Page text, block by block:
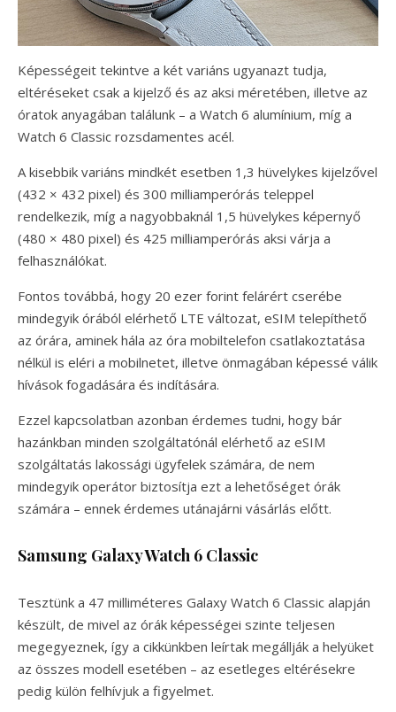
Képességeit tekintve a két variáns ugyanazt tudja,
eltéréseket csak a kijelző és az aksi méretében, illetve az
óratok anyagában találunk – a Watch 6 alumínium, míg a
Watch 6 Classic rozsdamentes acél.
A kisebbik variáns mindkét esetben 1,3 hüvelykes kijelzővel
(432 × 432 pixel) és 300 milliamperórás teleppel
rendelkezik, míg a nagyobbaknál 1,5 hüvelykes képernyő
(480 × 480 pixel) és 425 milliamperórás aksi várja a
felhasználókat.
Fontos továbbá, hogy 20 ezer forint felárért cserébe
mindegyik órából elérhető LTE változat, eSIM telepíthető
az órára, aminek hála az óra mobiltelefon csatlakoztatása
nélkül is eléri a mobilnetet, illetve önmagában képessé válik
hívások fogadására és indítására.
Ezzel kapcsolatban azonban érdemes tudni, hogy bár
hazánkban minden szolgáltatónál elérhető az eSIM
szolgáltatás lakossági ügyfelek számára, de nem
mindegyik operátor biztosítja ezt a lehetőséget órák
számára – ennek érdemes utánajárni vásárlás előtt.
Samsung Galaxy Watch 6 Classic
Tesztünk a 47 milliméteres Galaxy Watch 6 Classic alapján
készült, de mivel az órák képességei szinte teljesen
megegyeznek, így a cikkünkben leírtak megállják a helyüket
az összes modell esetében – az esetleges eltérésekre
pedig külön felhívjuk a figyelmet.